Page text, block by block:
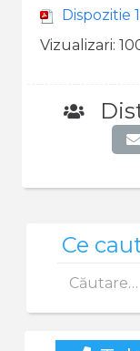
Dispozitie
Vizualizari:
Ce
după: